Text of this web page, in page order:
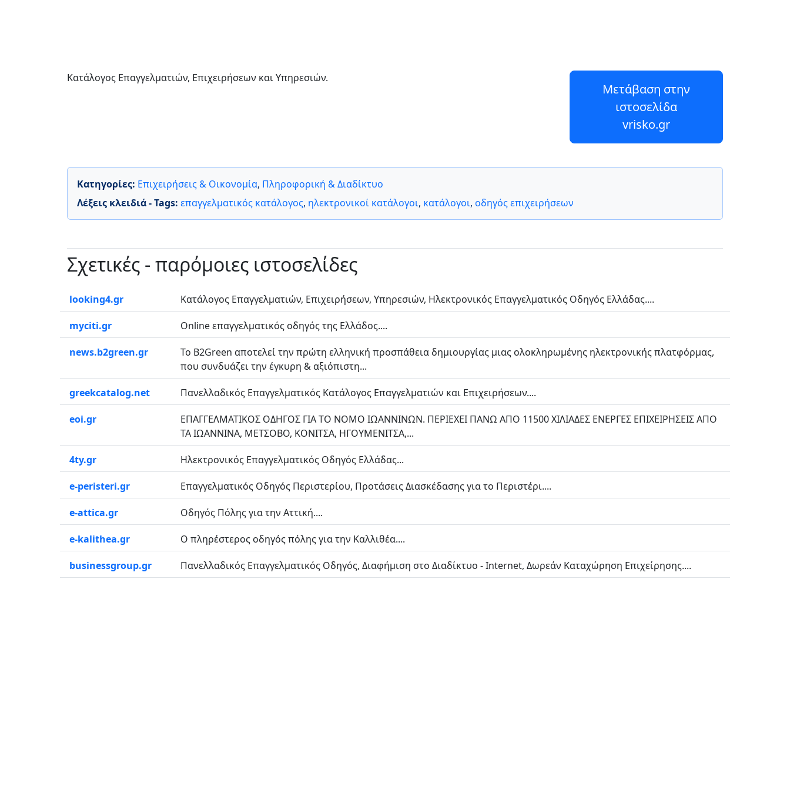
Κατάλογος Επαγγελματιών, Επιχειρήσεων και Υπηρεσιών.
Μετάβαση στην
ιστοσελίδα
vrisko.gr
Κατηγορίες: Επιχειρήσεις & Οικονομία, Πληροφορική & Διαδίκτυο
Λέξεις κλειδιά - Tags: επαγγελματικός κατάλογος, ηλεκτρονικοί κατάλογοι, κατάλογοι, οδηγός επιχειρήσεων
Σχετικές - παρόμοιες ιστοσελίδες
looking4.gr Κατάλογος Επαγγελματιών, Επιχειρήσεων, Υπηρεσιών, Ηλεκτρονικός Επαγγελματικός Οδηγός Ελλάδας....
myciti.gr Οnline επαγγελματικός οδηγός της Ελλάδος....
news.b2green.gr
Το B2Green αποτελεί την πρώτη ελληνική προσπάθεια δημιουργίας μιας ολοκληρωμένης ηλεκτρονικής πλατφόρμας,
που συνδυάζει την έγκυρη & αξιόπιστη...
greekcatalog.net Πανελλαδικός Επαγγελματικός Κατάλογος Επαγγελματιών και Επιχειρήσεων....
eoi.gr
ΕΠΑΓΓΕΛΜΑΤΙΚΟΣ ΟΔΗΓΟΣ ΓΙΑ ΤΟ ΝΟΜΟ ΙΩΑΝΝΙΝΩΝ. ΠΕΡΙΕΧΕΙ ΠΑΝΩ ΑΠΟ 11500 ΧΙΛΙΑΔΕΣ ΕΝΕΡΓΕΣ ΕΠΙΧΕΙΡΗΣΕΙΣ ΑΠΟ
ΤΑ ΙΩΑΝΝΙΝΑ, ΜΕΤΣΟΒΟ, ΚΟΝΙΤΣΑ, ΗΓΟΥΜΕΝΙΤΣΑ,...
4ty.gr Ηλεκτρονικός Επαγγελματικός Οδηγός Ελλάδας...
e-peristeri.gr Επαγγελματικός Οδηγός Περιστερίου, Προτάσεις Διασκέδασης για το Περιστέρι....
e-attica.gr Οδηγός Πόλης για την Αττική....
e-kalithea.gr Ο πληρέστερος οδηγός πόλης για την Καλλιθέα....
businessgroup.gr Πανελλαδικός Επαγγελματικός Οδηγός, Διαφήμιση στο Διαδίκτυο - Internet, Δωρεάν Καταχώρηση Επιχείρησης....